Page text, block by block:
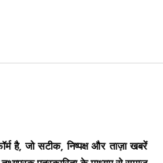
है, जो सटीक, निष्पक्ष और ताज़ा खबरें